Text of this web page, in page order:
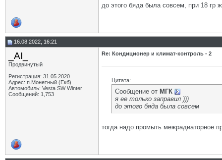
до этого бяда была совсем, при 18 гр
16.08.2022, 16:21
_AI_
Продвинутый
Регистрация: 31.05.2020
Адрес: п.Монетный (Екб)
Автомобиль: Vesta SW Winter
Сообщений: 1,753
Re: Кондиционер и климат-контроль - 2
Цитата:
Сообщение от МГК
я ее только заправил )))
до этого бяда была совсем
тогда надо промыть межрадиаторное